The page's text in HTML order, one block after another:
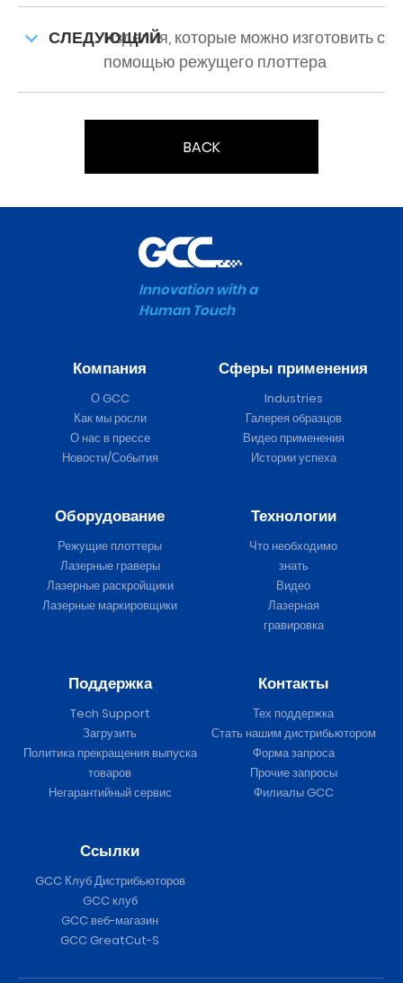
СЛЕДУЮЩИЙИзделия, которые можно изготовить с
помощью режущего плоттера
BACK
Innovation with a
Human Touch
Компания
О GCC
Как мы росли
О нас в прессе
Новости/События
Сферы применения
Industries
Галерея образцов
Видео применения
Истории успеха
Оборудование
Режущие плоттеры
Лазерные граверы
Лазерные раскройщики
Лазерные маркировщики
Технологии
Что необходимо
знать
Видео
Лазерная
гравировка
Поддержка
Tech Support
Загрузить
Политика прекращения выпуска
товаров
Негарантийный сервис
Контакты
Тех поддержка
Стать нашим дистрибьютором
Форма запроса
Прочие запросы
Филиалы GCC
Ссылки
GCC Клуб Дистрибьюторов
GCC клуб
GCC веб-магазин
GCC GreatCut-S